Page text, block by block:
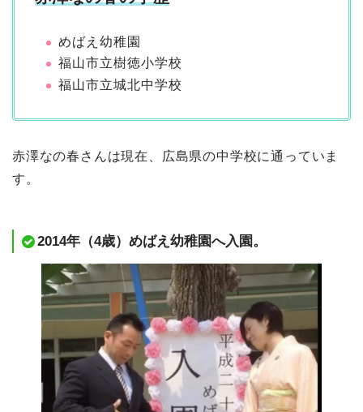
めばえ幼稚園
福山市立樹徳小学校
福山市立城北中学校
赤澤なの春さんは現在、広島県の中学校に通っていま
す。
2014年（4歳）めばえ幼稚園へ入園。